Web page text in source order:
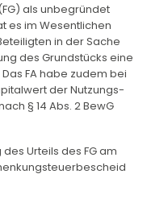
als unbegründet
es im Wesentlichen
in der Sache
des Grundstücks eine
FA habe zudem bei
der Nutzungs-
§ 14 Abs. 2 BewG
Urteils des FG am